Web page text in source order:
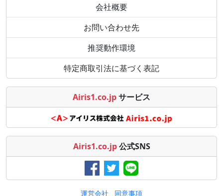
会社概要
お問い合わせ先
推奨動作環境
特定商取引法に基づく表記
Airis1.co.jpサービス
Airis1.co.jp 公式SNS
運営会社 同意事項